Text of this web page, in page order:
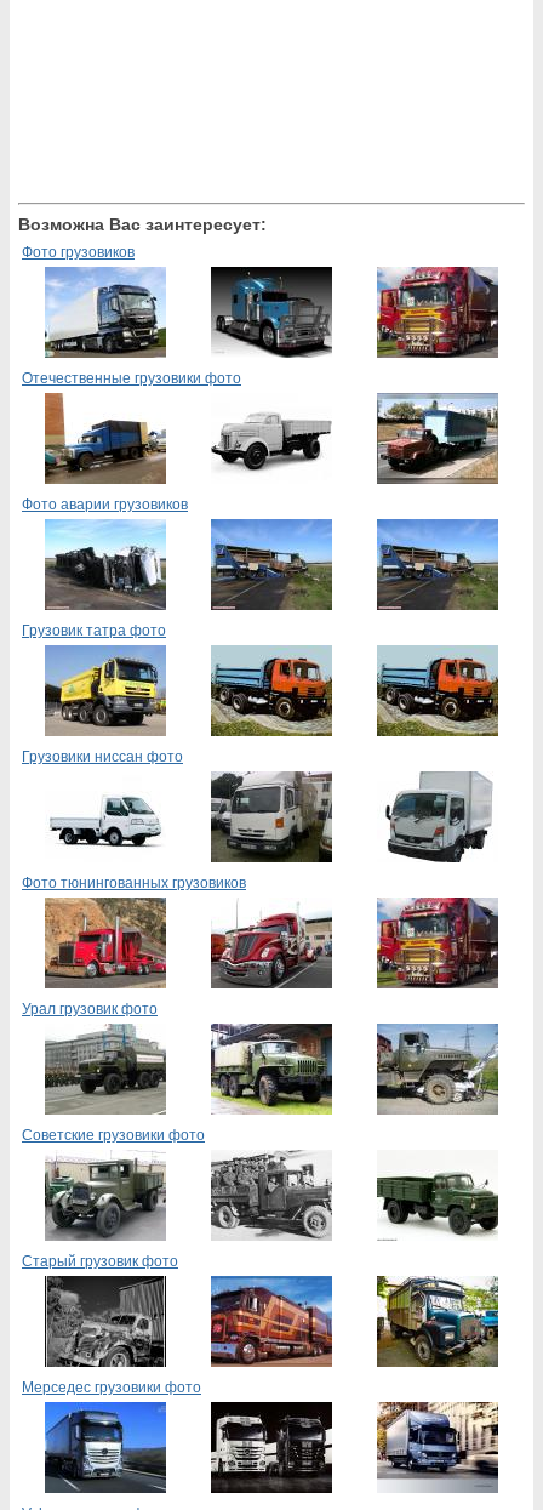
Возможна Вас заинтересует:
Фото грузовиков
Отечественные грузовики фото
Фото аварии грузовиков
Грузовик татра фото
Грузовики ниссан фото
Фото тюнингованных грузовиков
Урал грузовик фото
Советские грузовики фото
Старый грузовик фото
Мерседес грузовики фото